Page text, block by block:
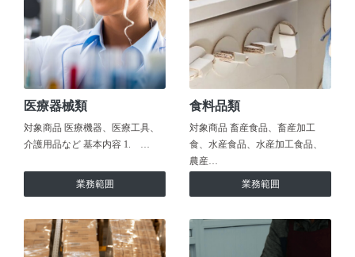
医療器械類
対象商品 医療機器、医療工具、
介護用品など 基本内容 1. …
業務範囲
食料品類
対象商品 畜産食品、畜産加工
食、水産食品、水産加工食品、
農産…
業務範囲